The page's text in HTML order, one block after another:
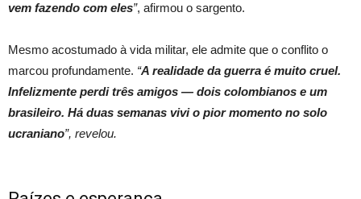
vem fazendo com eles”, afirmou o sargento.
Mesmo acostumado à vida militar, ele admite que o conflito o
marcou profundamente. “A realidade da guerra é muito cruel.
Infelizmente perdi três amigos — dois colombianos e um
brasileiro. Há duas semanas vivi o pior momento no solo
ucraniano”, revelou.